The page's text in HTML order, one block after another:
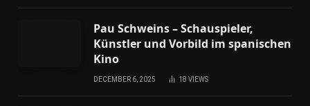
Pau Schweins – Schauspieler,
Künstler und Vorbild im spanischen
Kino
DECEMBER 6, 2025 18 VIEWS